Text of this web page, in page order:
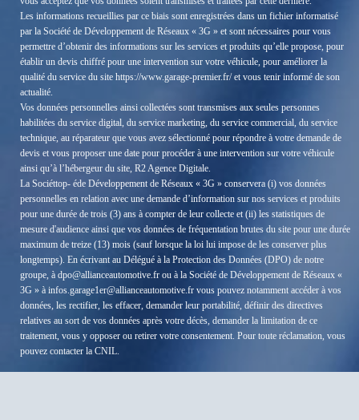
Les informations recueillies par ce biais sont enregistrées dans un fichier informatisé
par la Société de Développement de Réseaux « 3G » et sont nécessaires pour vous
permettre d’obtenir des informations sur les services et produits qu’elle propose, pour
établir un devis chiffré pour une intervention sur votre véhicule, pour améliorer la
qualité du service du site https://www.garage-premier.fr/ et vous tenir informé de son
actualité.
Vos données personnelles ainsi collectées sont transmises aux seules personnes
habilitées du service digital, du service marketing, du service commercial, du service
technique, au réparateur que vous avez sélectionné pour répondre à votre demande de
devis et vous proposer une date pour procéder à une intervention sur votre véhicule
ainsi qu’à l’hébergeur du site, R2 Agence Digitale.
La Sociéttop- éde Développement de Réseaux « 3G » conservera (i) vos données
personnelles en relation avec une demande d’information sur nos services et produits
pour une durée de trois (3) ans à compter de leur collecte et (ii) les statistiques de
mesure d'audience ainsi que vos données de fréquentation brutes du site pour une durée
maximum de treize (13) mois (sauf lorsque la loi lui impose de les conserver plus
longtemps). En écrivant au Délégué à la Protection des Données (DPO) de notre
groupe, à dpo@allianceautomotive.fr ou à la Société de Développement de Réseaux «
3G » à infos.garage1er@allianceautomotive.fr vous pouvez notamment accéder à vos
données, les rectifier, les effacer, demander leur portabilité, définir des directives
relatives au sort de vos données après votre décès, demander la limitation de ce
traitement, vous y opposer ou retirer votre consentement. Pour toute réclamation, vous
pouvez contacter la CNIL.